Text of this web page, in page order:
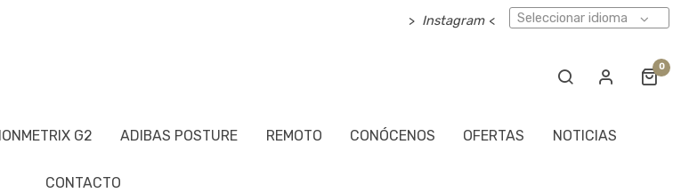
> Instagram < Seleccionar idioma
0
G2 ADIBAS POSTURE REMOTO CONÓCENOS OFERTAS NOTICIAS
CONTACTO